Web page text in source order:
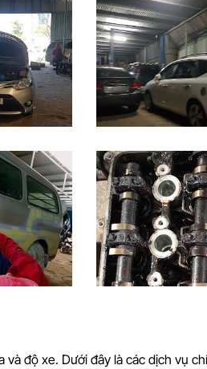
độ xe. Dưới đây là các dịch vụ